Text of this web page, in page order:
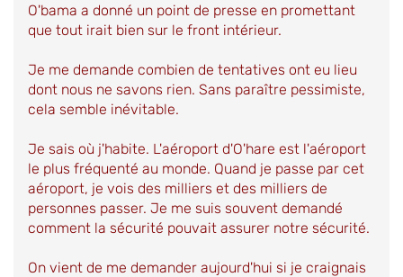
O'bama a donné un point de presse en promettant
que tout irait bien sur le front intérieur.
Je me demande combien de tentatives ont eu lieu
dont nous ne savons rien. Sans paraître pessimiste,
cela semble inévitable.
Je sais où j'habite. L'aéroport d'O'hare est l'aéroport
le plus fréquenté au monde. Quand je passe par cet
aéroport, je vois des milliers et des milliers de
personnes passer. Je me suis souvent demandé
comment la sécurité pouvait assurer notre sécurité.
On vient de me demander aujourd'hui si je craignais